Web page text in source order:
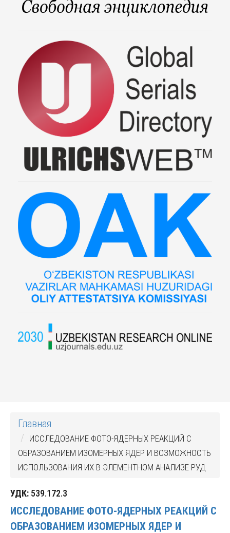
Главная
ИССЛЕДОВАНИЕ ФОТО-ЯДЕРНЫХ РЕАКЦИЙ С
ОБРАЗОВАНИЕМ ИЗОМЕРНЫХ ЯДЕР И ВОЗМОЖНОСТЬ
ИСПОЛЬЗОВАНИЯ ИХ В ЭЛЕМЕНТНОМ АНАЛИЗЕ РУД
УДК: 539.172.3
ИССЛЕДОВАНИЕ ФОТО-ЯДЕРНЫХ РЕАКЦИЙ С
ОБРАЗОВАНИЕМ ИЗОМЕРНЫХ ЯДЕР И